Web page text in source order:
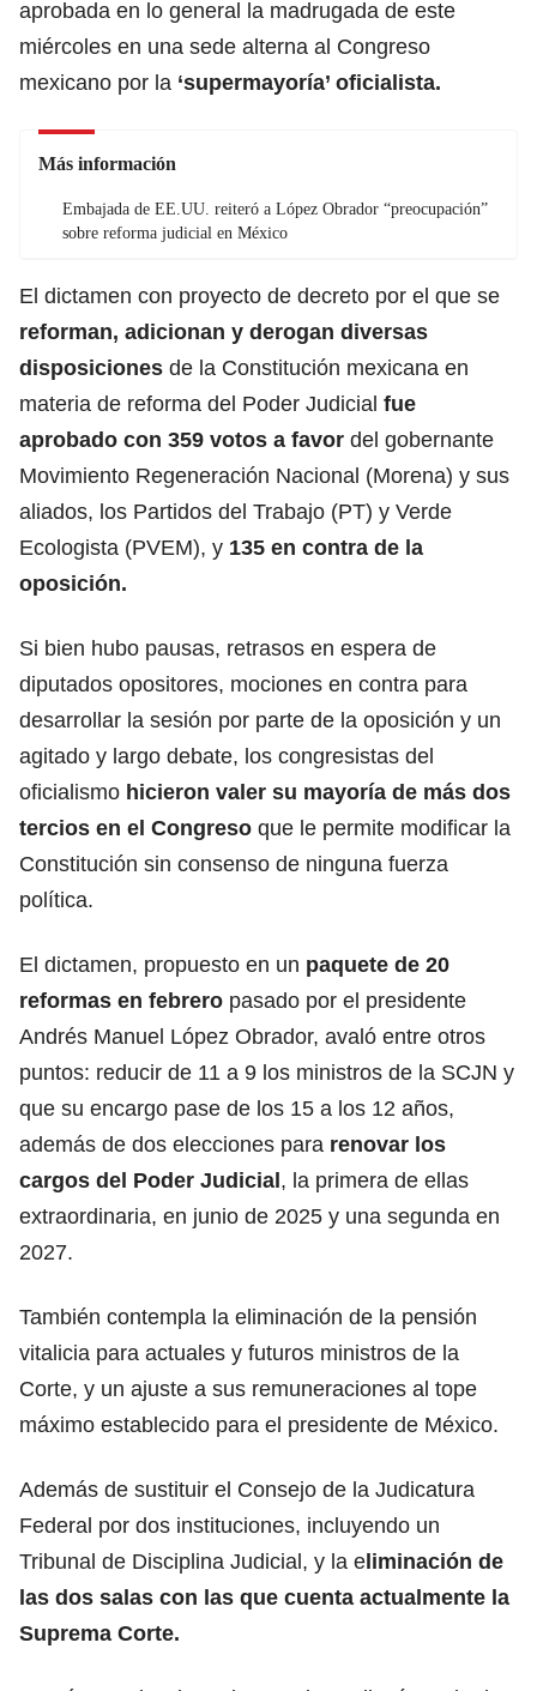
aprobada en lo general la madrugada de este
miércoles en una sede alterna al Congreso
mexicano por la ‘supermayoría’ oficialista.
Más información
Embajada de EE.UU. reiteró a López Obrador “preocupación”
sobre reforma judicial en México
El dictamen con proyecto de decreto por el que se
reforman, adicionan y derogan diversas
disposiciones de la Constitución mexicana en
materia de reforma del Poder Judicial fue
aprobado con 359 votos a favor del gobernante
Movimiento Regeneración Nacional (Morena) y sus
aliados, los Partidos del Trabajo (PT) y Verde
Ecologista (PVEM), y 135 en contra de la
oposición.
Si bien hubo pausas, retrasos en espera de
diputados opositores, mociones en contra para
desarrollar la sesión por parte de la oposición y un
agitado y largo debate, los congresistas del
oficialismo hicieron valer su mayoría de más dos
tercios en el Congreso que le permite modificar la
Constitución sin consenso de ninguna fuerza
política.
El dictamen, propuesto en un paquete de 20
reformas en febrero pasado por el presidente
Andrés Manuel López Obrador, avaló entre otros
puntos: reducir de 11 a 9 los ministros de la SCJN y
que su encargo pase de los 15 a los 12 años,
además de dos elecciones para renovar los
cargos del Poder Judicial, la primera de ellas
extraordinaria, en junio de 2025 y una segunda en
2027.
También contempla la eliminación de la pensión
vitalicia para actuales y futuros ministros de la
Corte, y un ajuste a sus remuneraciones al tope
máximo establecido para el presidente de México.
Además de sustituir el Consejo de la Judicatura
Federal por dos instituciones, incluyendo un
Tribunal de Disciplina Judicial, y la eliminación de
las dos salas con las que cuenta actualmente la
Suprema Corte.